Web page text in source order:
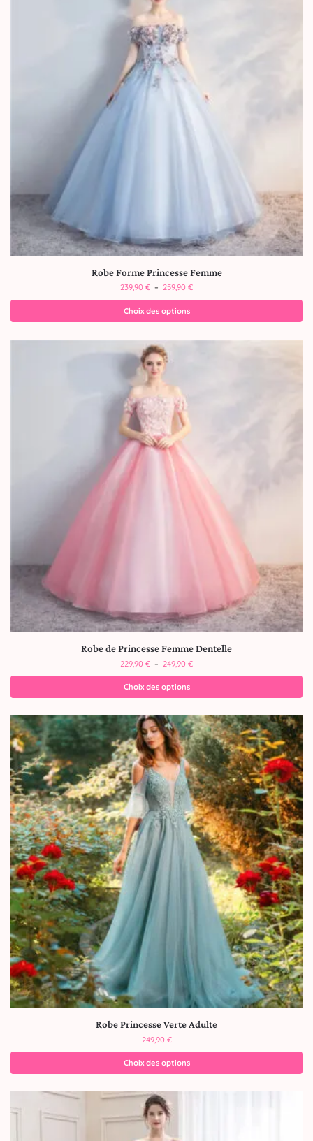
Robe Forme Princesse Femme
239,90 € – 259,90 €
Choix des options
Robe de Princesse Femme Dentelle
229,90 € – 249,90 €
Choix des options
Robe Princesse Verte Adulte
249,90 €
Choix des options